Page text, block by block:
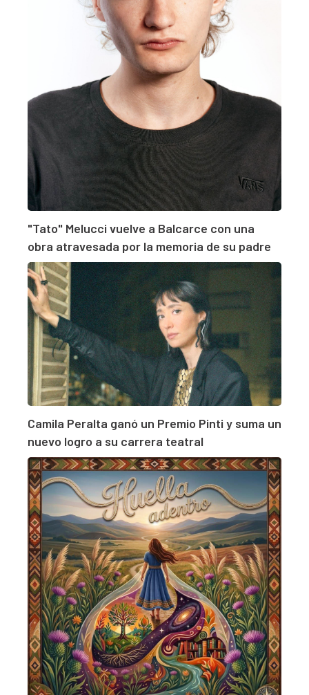
"Tato" Melucci vuelve a Balcarce con una
obra atravesada por la memoria de su padre
Camila Peralta ganó un Premio Pinti y suma un
nuevo logro a su carrera teatral